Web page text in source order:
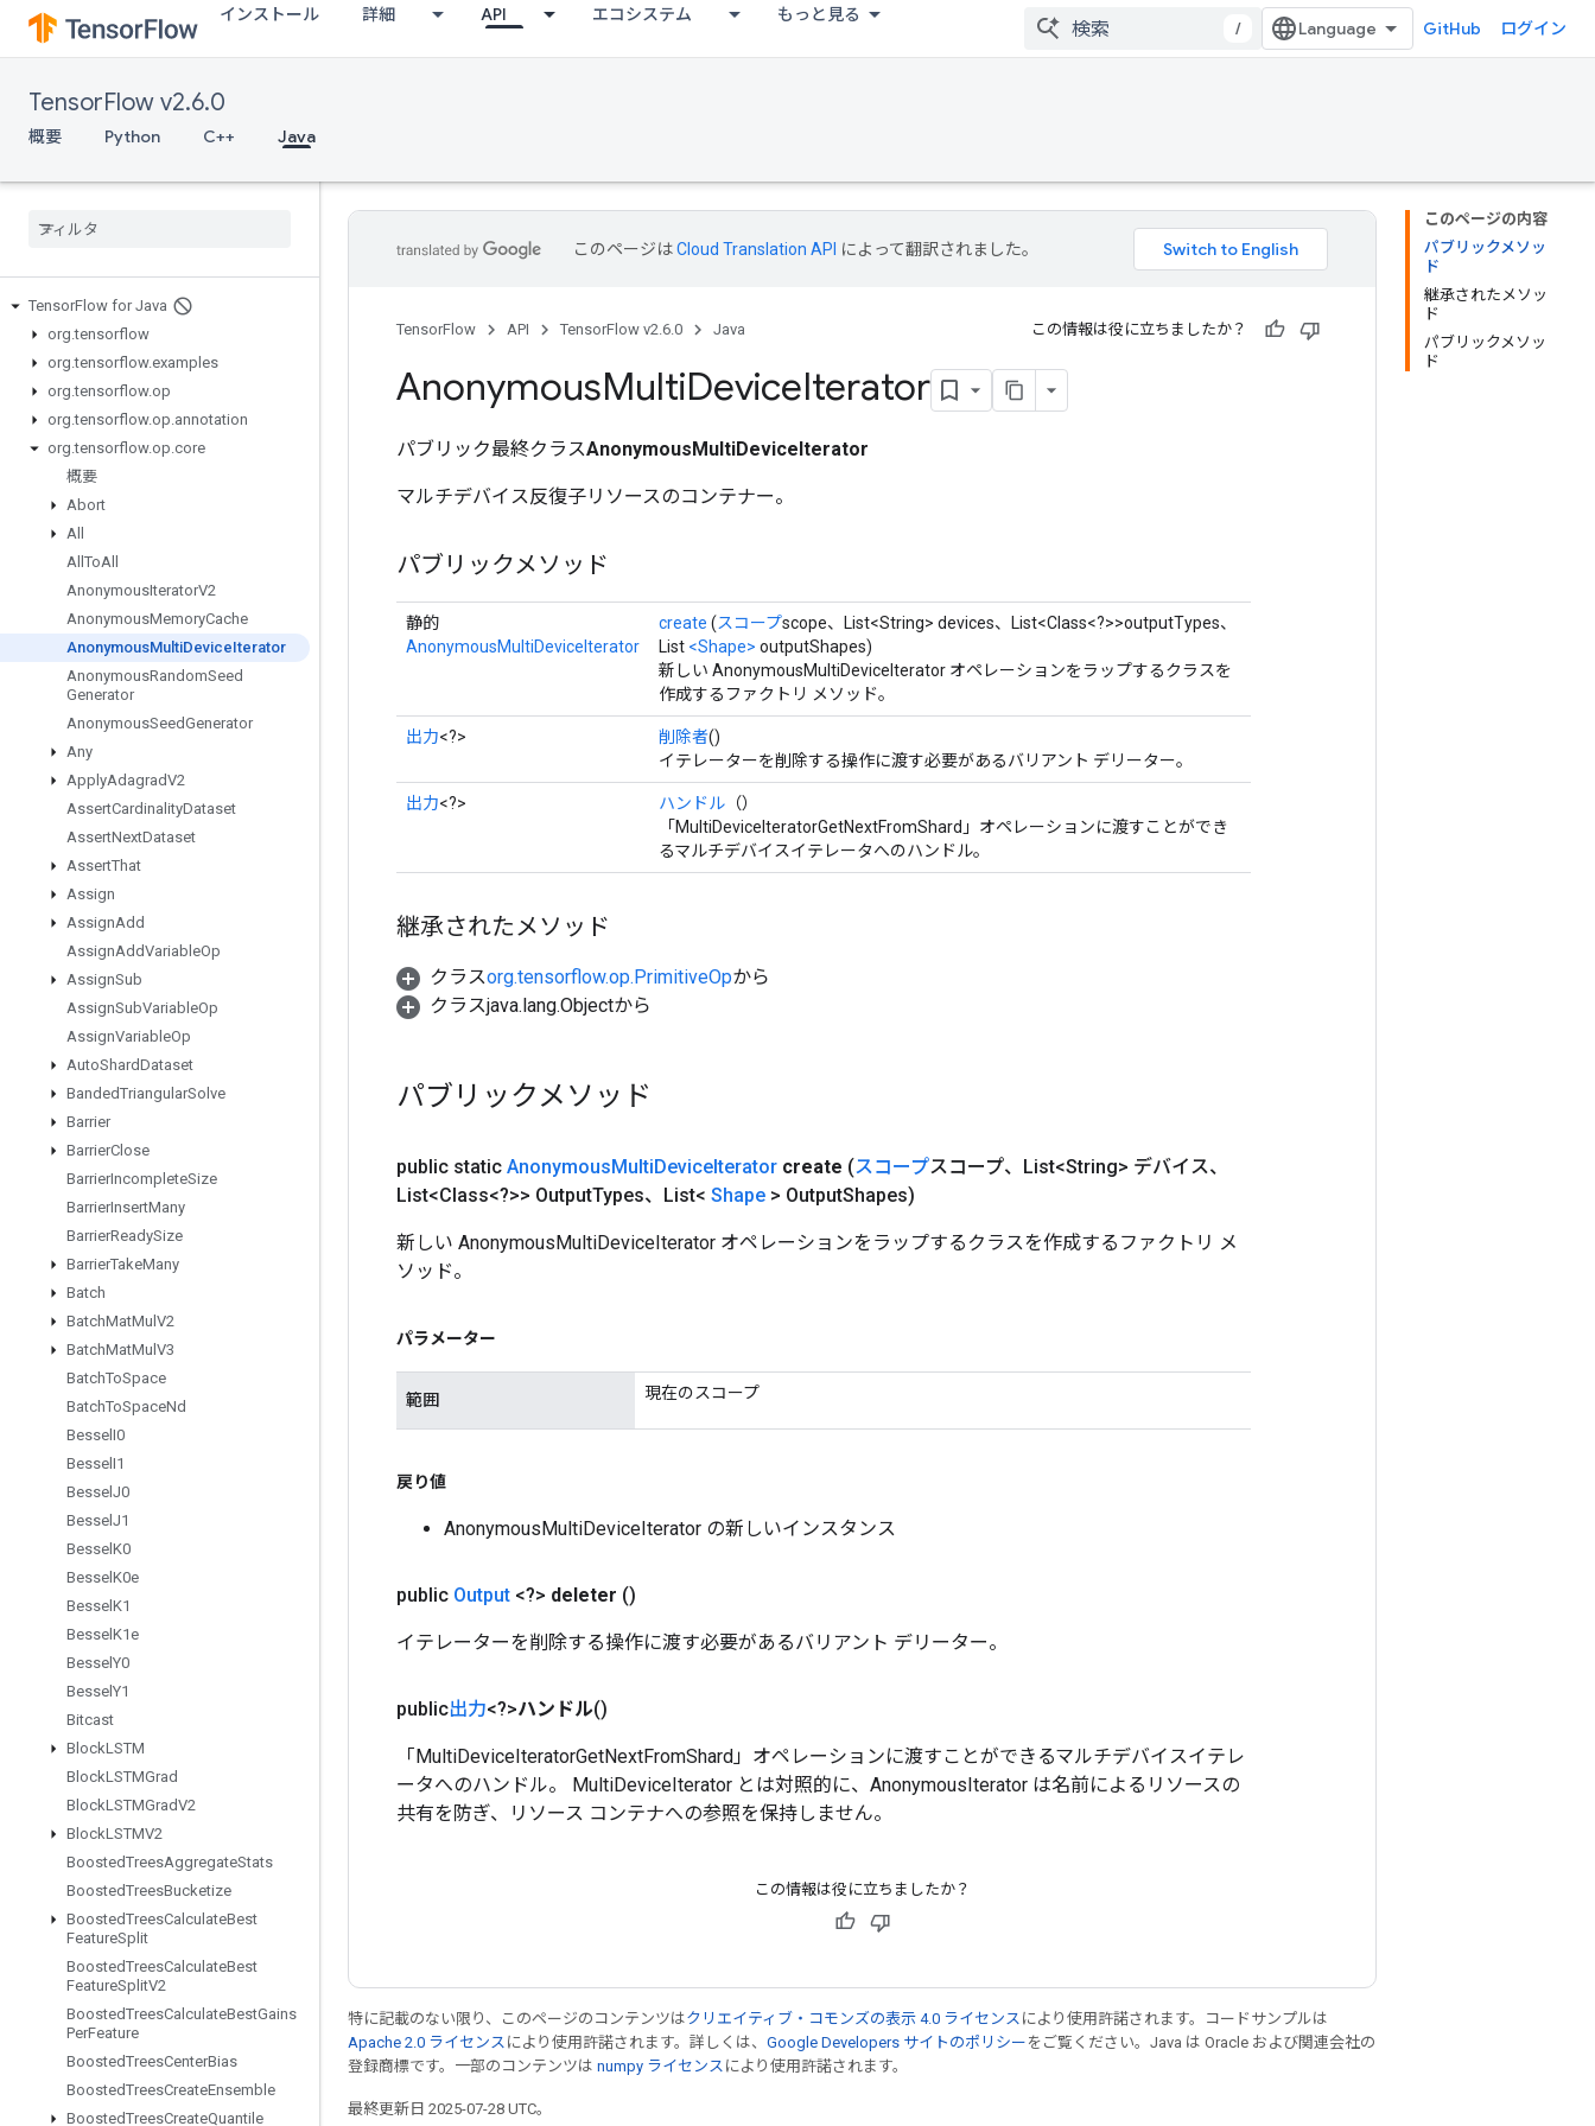
インストール 詳細 API エコシステム もっと見る
/ GitHub ログイン
TensorFlow v2.6.0
概要 Python C++ Java
TensorFlow for Java
org.tensorflow
org.tensorflow.examples
org.tensorflow.op
org.tensorflow.op.annotation
org.tensorflow.op.core
概要
Abort
All
All ToAll
AnonymousIteratorV2
AnonymousMemoryCache
AnonymousMultiDeviceIterator
AnonymousRandomSeed
Generator
AnonymousSeedGenerator
Any
ApplyAdagradV2
AssertCardinalityDataset
AssertNextDataset
AssertThat
Assign
AssignAdd
AssignAddVariableOp
AssignSub
AssignSubVariableOp
AssignVariableOp
AutoShardDataset
BandedTriangularSolve
Barrier
BarrierClose
BarrierIncompleteSize
BarrierInsertMany
BarrierReadySize
BarrierTakeMany
Batch
BatchMatMul V2
BatchMatMul V3
BatchToSpace
BatchToSpaceNd
Bessel I0
Bessel I1
Bessel J0
Bessel J1
Bessel K0
Bessel K0e
Bessel K1
Bessel K1e
Bessel Y0
Bessel Y1
Bitcast
BlockLSTM
BlockLSTMGrad
BlockLSTMGradV2
BlockLSTMV2
BoostedTreesAggregateStats
BoostedTreesBucketize
BoostedTreesCalculateBest
FeatureSplit
BoostedTreesCalculateBest
FeatureSplitV2
BoostedTreesCalculateBestGains
PerFeature
BoostedTreesCenterBias
BoostedTreesCreateEnsemble
BoostedTreesCreateQuantile
このページの内容
パブリックメソッ
ド
継承されたメソッ
ド
パブリックメソッ
ド
このページはCloud Translation API によって翻訳されました。
TensorFlow API TensorFlow v2.6.0 Java この情報は役に立ちましたか？
AnonymousMultiDeviceIterator
パブリック最終クラスAnonymousMultiDeviceIterator
マルチデバイス反復子リソースのコンテナー。
パブリックメソッド
静的
AnonymousMultiDeviceIterator
create (スコープscope、List<String> devices、List<Class<?>>outputTypes、
List <Shape> outputShapes)
新しい AnonymousMultiDeviceIterator オペレーションをラップするクラスを
作成するファクトリ メソッド。
出力<?> 削除者()
イテレーターを削除する操作に渡す必要があるバリアント デリーター。
出力<?> ハンドル （）
「MultiDeviceIteratorGetNextFromShard」オペレーションに渡すことができ
るマルチデバイスイテレータへのハンドル。
継承されたメソッド
クラスorg.tensorflow.op.PrimitiveOpから
クラスjava.lang.Objectから
パブリックメソッド
public static AnonymousMultiDeviceIterator create (スコープスコープ、List<String> デバイス、
List<Class<?>> OutputTypes、List< Shape > OutputShapes)
新しい AnonymousMultiDeviceIterator オペレーションをラップするクラスを作成するファクトリ メ
ソッド。
パラメーター
範囲 現在のスコープ
戻り値
AnonymousMultiDeviceIterator の新しいインスタンス
public Output <?> deleter ()
イテレーターを削除する操作に渡す必要があるバリアント デリーター。
public出力<?>ハンドル()
「MultiDeviceIteratorGetNextFromShard」オペレーションに渡すことができるマルチデバイスイテレ
ータへのハンドル。 MultiDeviceIterator とは対照的に、AnonymousIterator は名前によるリソースの
共有を防ぎ、リソース コンテナへの参照を保持しません。
この情報は役に立ちましたか？
特に記載のない限り、このページのコンテンツはクリエイティブ・コモンズの表示 4.0 ライセンス により使用許諾されます。コードサンプルは
Apache 2.0 ライセンス により使用許諾されます。詳しくは、 Google Developers サイトのポリシー をご覧ください。Java は Oracle および関連会社の
登録商標です。一部のコンテンツは numpy ライセンス により使用許諾されます。
最終更新日 2025-07-28 UTC。